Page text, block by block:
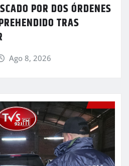
POR DOS ÓRDENES
TRAS
Ago 8, 2026